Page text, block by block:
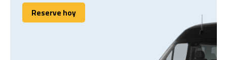
Reserve hoy
Reserve hoy